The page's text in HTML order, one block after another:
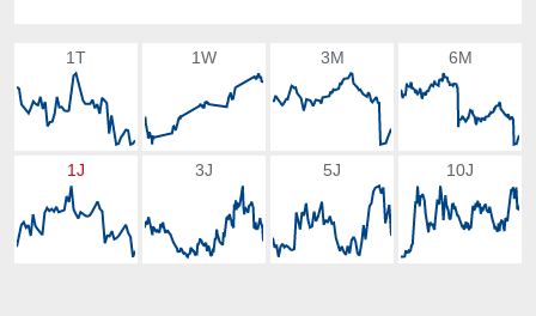
1T 1W 3M 6M
1J 3J 5J 10J